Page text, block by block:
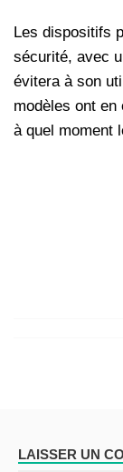
Les dispositifs
sécurité, avec
évitera à son
modèles ont en
à quel moment
LAISSER UN